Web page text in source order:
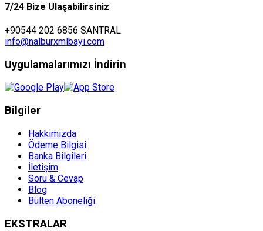
7/24 Bize Ulaşabilirsiniz
+90544 202 6856 SANTRAL
info@nalburxmlbayi.com
Uygulamalarımızı İndirin
Bilgiler
Hakkımızda
Ödeme Bilgisi
Banka Bilgileri
İletişim
Soru & Cevap
Blog
Bülten Aboneliği
EKSTRALAR